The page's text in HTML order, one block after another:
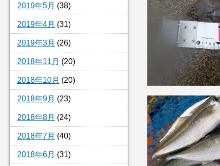
2019年5月 (38)
2019年4月 (31)
2019年3月 (26)
2018年11月 (20)
2018年10月 (20)
2018年9月 (23)
2018年8月 (24)
2018年7月 (40)
2018年6月 (31)